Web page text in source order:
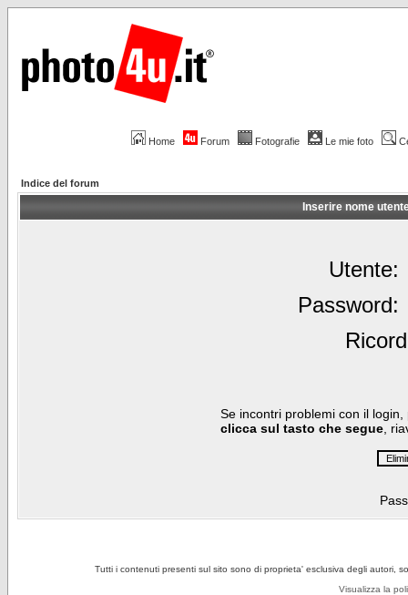
Home Forum Fotografie Le mie foto
Indice del forum
Inserire nome
Utente:
Password:
Se incontri problemi con il
clicca sul tasto che segue ,
Tutti i contenuti presenti sul sito sono di proprieta' esclusiva degli autori,
Visualizza la